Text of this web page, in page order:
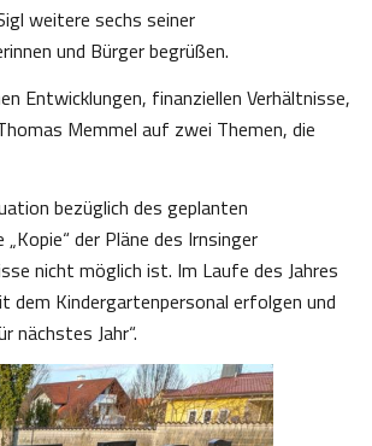
weitere sechs seiner
und Bürger begrüßen.
Entwicklungen, finanziellen Verhältnisse,
Memmel auf zwei Themen, die
bezüglich des geplanten
der Pläne des Irnsinger
nicht möglich ist. Im Laufe des Jahres
dem Kindergartenpersonal erfolgen und
nächstes Jahr“.